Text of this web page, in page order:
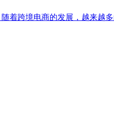
着跨境电商的发展，越来越